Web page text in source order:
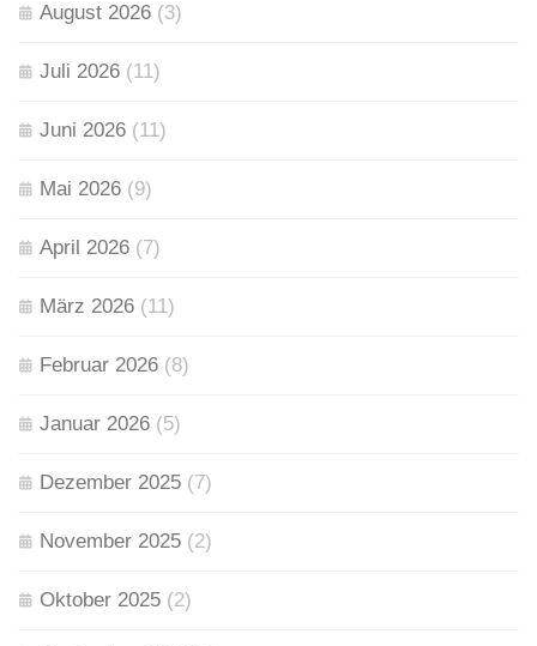
August 2026 (3)
Juli 2026 (11)
Juni 2026 (11)
Mai 2026 (9)
April 2026 (7)
März 2026 (11)
Februar 2026 (8)
Januar 2026 (5)
Dezember 2025 (7)
November 2025 (2)
Oktober 2025 (2)